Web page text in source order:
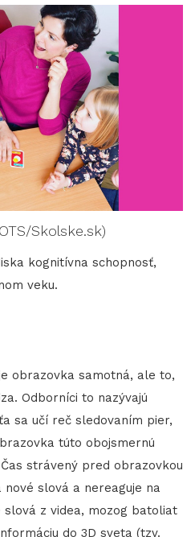
Skolske.sk)
kognitívna schopnosť,
veku.
obrazovka samotná, ale to,
Odborníci to nazývajú
sa učí reč sledovaním pier,
túto obojsmernú
strávený pred obrazovkou
slová a nereaguje na
slová z videa, mozog batoliat
do 3D sveta (tzv.